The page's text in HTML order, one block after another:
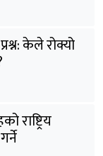
केले रोक्यो
राष्ट्रिय